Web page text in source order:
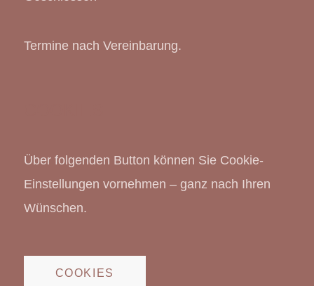
Termine nach Vereinbarung.
Über folgenden Button können Sie Cookie-
Einstellungen vornehmen – ganz nach Ihren
Wünschen.
COOKIES